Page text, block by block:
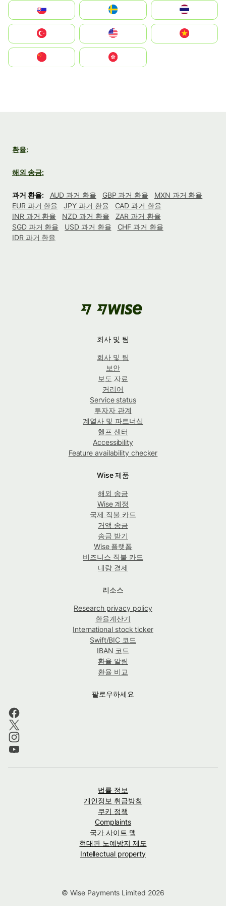
United States
中國香港特別行政區
환율:
해외 송금:
과거 환율: AUD 과거 환율 GBP 과거 환율
MXN 과거 환율
EUR 과거 환율
JPY 과거 환율
CAD 과거 환율
INR 과거 환율
NZD 과거 환율
ZAR 과거 환율
SGD 과거 환율
USD 과거 환율
CHF 과거 환율
IDR 과거 환율
회사 및 팀
회사 및 팀
보안
보도 자료
커리어
Service status
투자자 관계
계열사 및 파트너십
헬프 센터
Accessibility
Feature availability checker
Wise 제품
해외 송금
Wise 계정
국제 직불 카드
거액 송금
송금 받기
Wise 플랫폼
비즈니스 직불 카드
대량 결제
리소스
Research privacy policy
환율계산기
International stock ticker
Swift/BIC 코드
IBAN 코드
환율 알림
환율 비교
팔로우하세요
법률 정보
개인정보 취급방침
쿠키 정책
Complaints
국가 사이트 맵
현대판 노예방지 제도
Intellectual property
© Wise Payments Limited 2026